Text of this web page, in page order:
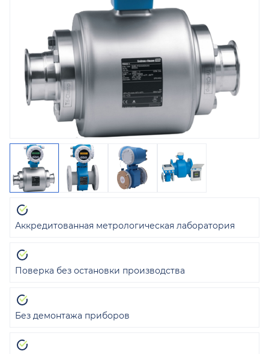
Аккредитованная метрологическая лаборатория
Поверка без остановки производства
Без демонтажа приборов